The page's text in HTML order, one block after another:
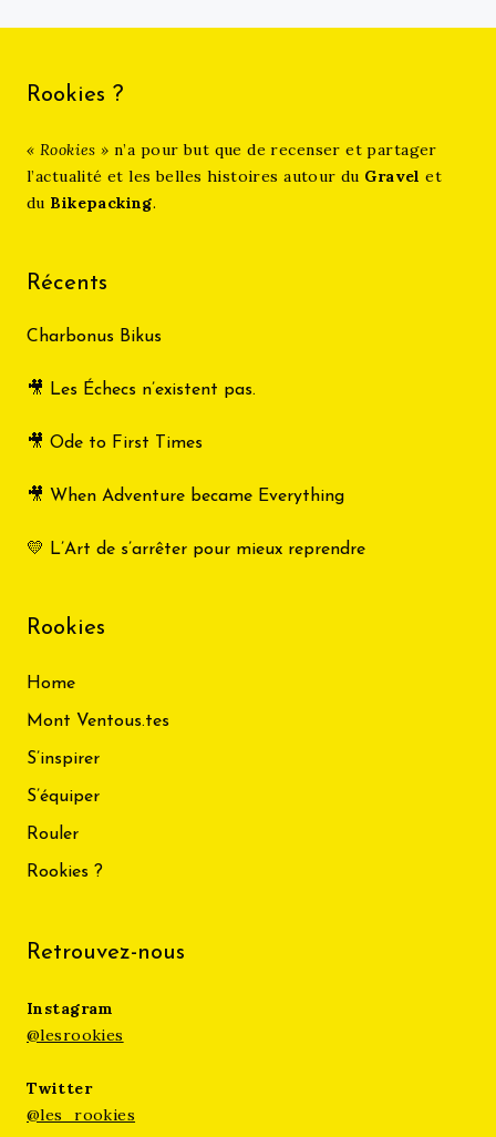
Rookies ?
« Rookies »n’a pour but que de recenser et partager
l’actualité et les belles histoires autour du Gravel et
du Bikepacking.
Récents
Charbonus Bikus
🎥 Les Échecs n’existent pas.
🎥 Ode to First Times
🎥 When Adventure became Everything
💛 L’Art de s’arrêter pour mieux reprendre
Rookies
Home
Mont Ventous.tes
S’inspirer
S’équiper
Rouler
Rookies ?
Retrouvez-nous
Instagram
@lesrookies
Twitter
@les_rookies